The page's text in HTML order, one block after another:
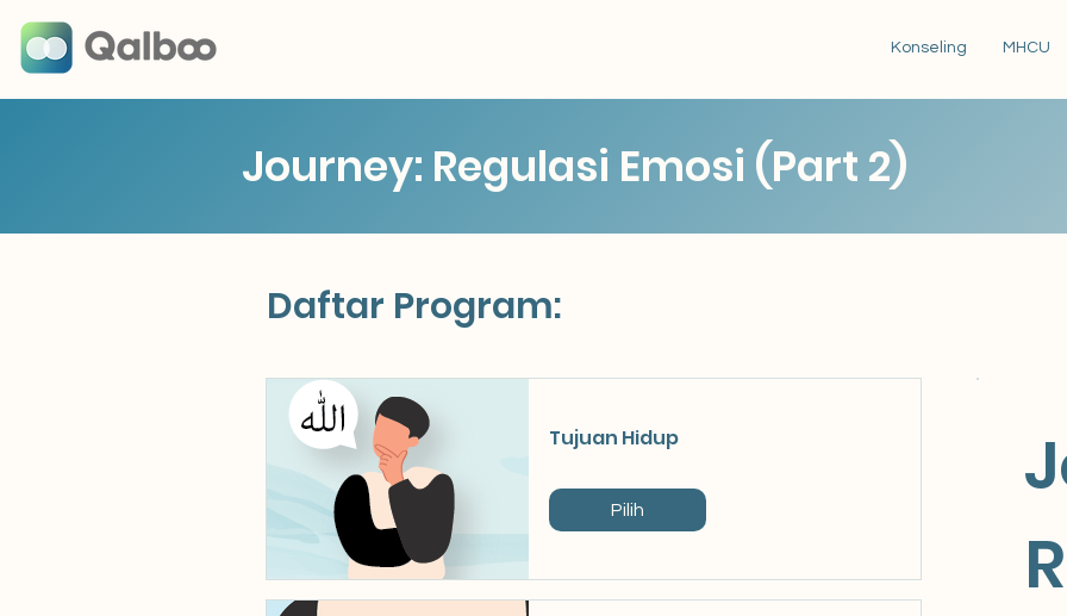
Konseling MHCU
Journey: Regulasi Emosi (Part 2)
Daftar Program:
Tujuan Hidup
Pilih